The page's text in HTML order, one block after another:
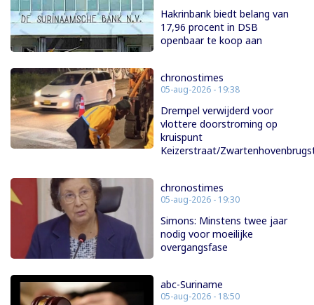
Hakrinbank biedt belang van
17,96 procent in DSB
openbaar te koop aan
chronostimes
05-aug-2026 - 19:38
Drempel verwijderd voor
vlottere doorstroming op
kruispunt
Keizerstraat/
chronostimes
05-aug-2026 - 19:30
Simons: Minstens twee jaar
nodig voor moeilijke
overgangsfase
abc-Suriname
05-aug-2026 - 18:50